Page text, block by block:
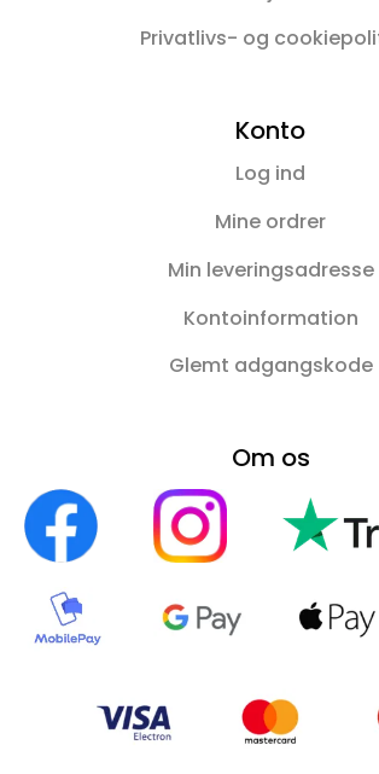
Privatlivs- og
Konto
Log ind
Mine ordrer
Min leveringsadresse
Kontoinformation
Glemt adgangskode
Om os